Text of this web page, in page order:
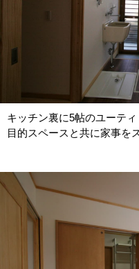
キッチン裏に5帖のユーテ
目的スペースと共に家事を